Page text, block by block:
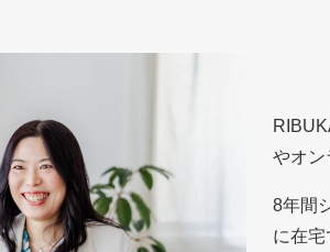
やオン
8年間
に在